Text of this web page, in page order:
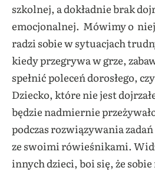
szkolnej, a dokładnie brak
emocjonalnej. Mówimy o
radzi sobie w sytuacjach
kiedy przegrywa w grze,
spełnić poleceń dorosłego,
Dziecko, które nie jest
będzie nadmiernie
podczas rozwiązywania
ze swoimi rówieśnikami.
innych dzieci, boi się, że